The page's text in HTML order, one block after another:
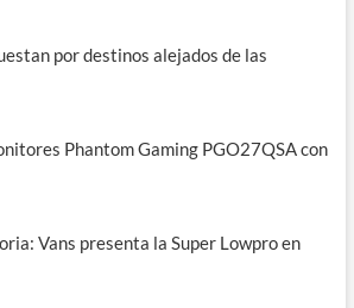
por destinos alejados de las
Phantom Gaming PGO27QSA con
Vans presenta la Super Lowpro en